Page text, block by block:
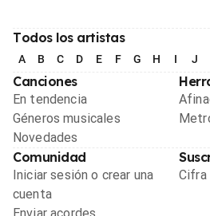
Todos los artistas
A B C D E F G H I J
Canciones
En tendencia
Géneros musicales
Novedades
Comunidad
Iniciar sesión o crear una
cuenta
Cifra